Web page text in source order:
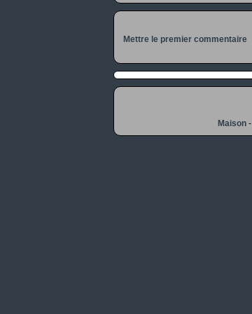
Mettre le premier commentaire
Maison-